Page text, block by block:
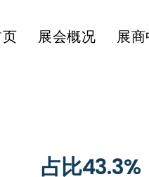
展会概况 展
占比43.3%